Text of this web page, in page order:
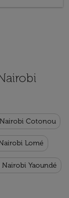
Cotonou
Lomé
Yaoundé